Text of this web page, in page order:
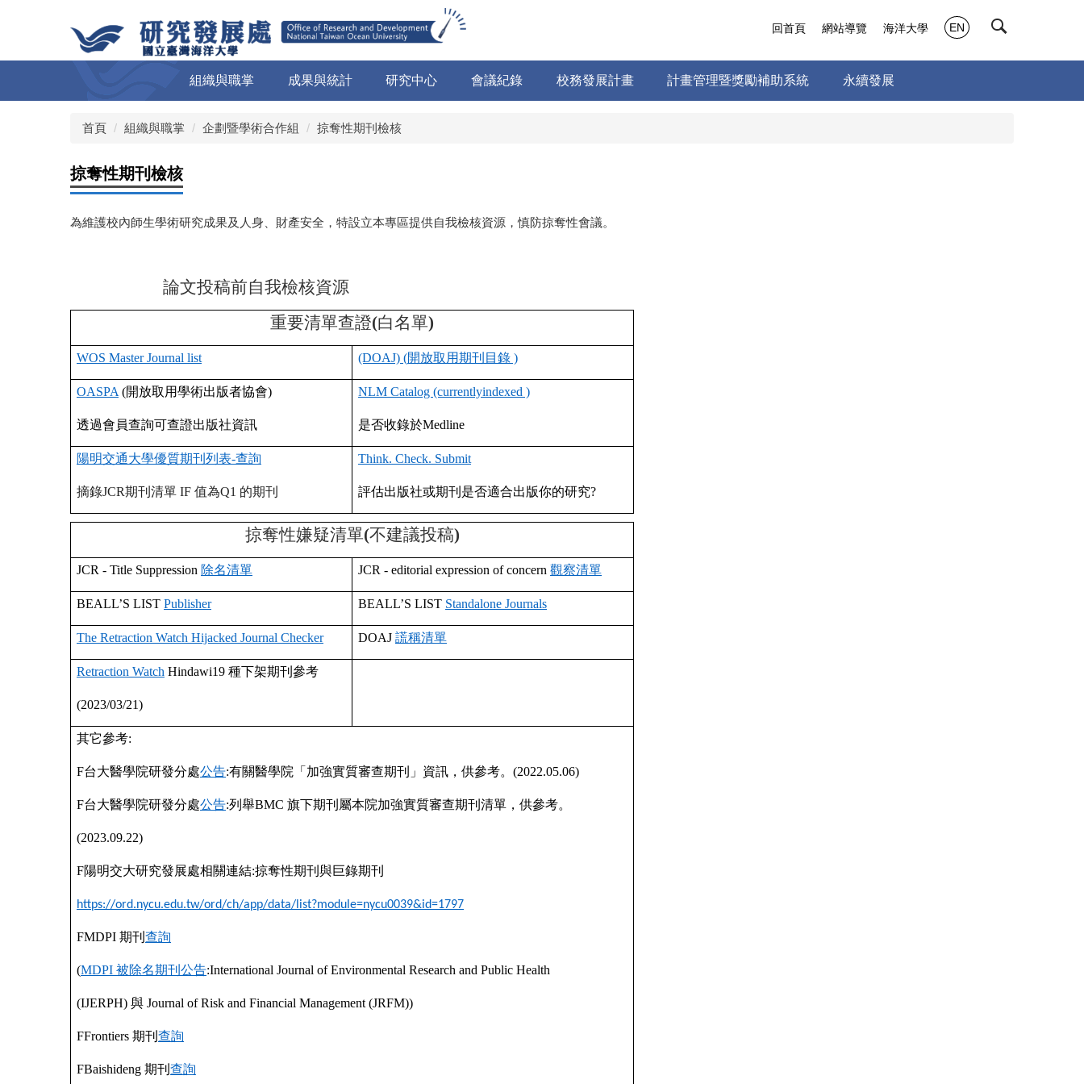
要
容
組織與職掌 成果與統計 研究中心 會議紀錄 校務發展計畫 計畫管理暨獎勵補助系統 永續發展
回首頁 網站導覽 海洋大學 EN
首頁 組織與職掌 企劃暨學術合作組 掠奪性期刊檢核
掠奪性期刊檢核
為維護校內師生學術研究成果及人身、財產安全，特設立本專區提供自我檢核資源，慎防掠奪性會議。
論文投稿前自我檢核資源
重要清單查證(白名單)
WOS Master Journal list (DOAJ) (開放取用期刊目錄 )
OASPA (開放取用學術出版者協會)
透過會員查詢可查證出版社資訊
NLM Catalog (currentlyindexed )
是否收錄於Medline
陽明交通大學優質期刊列表-查詢
摘錄JCR期刊清單 IF 值為Q1 的期刊
Think. Check. Submit
評估出版社或期刊是否適合出版你的研究?
掠奪性嫌疑清單(不建議投稿)
JCR - Title Suppression 除名清單 JCR - editorial expression of concern 觀察清單
BEALL’S LIST Publisher BEALL’S LIST Standalone Journals
The Retraction Watch Hijacked Journal Checker DOAJ 謊稱清單
Retraction Watch Hindawi19 種下架期刊參考
(2023/03/21)
其它參考:
F台大醫學院研發分處公告:有關醫學院「加強實質審查期刊」資訊，供參考。 (2022.05.06)
F台大醫學院研發分處公告:列舉BMC 旗下期刊屬本院加強實質審查期刊清單，供參考。
(2023.09.22)
F陽明交大研究發展處相關連結:掠奪性期刊與巨錄期刊
https://ord.nycu.edu.tw/ord/ch/app/data/list?module=nycu0039&id=1797
FMDPI 期刊 查詢
(MDPI 被除名期刊公告:International Journal of Environmental Research and Public Health
(IJERPH) 與 Journal of Risk and Financial Management (JRFM))
FFrontiers 期刊 查詢
FBaishideng 期刊 查詢